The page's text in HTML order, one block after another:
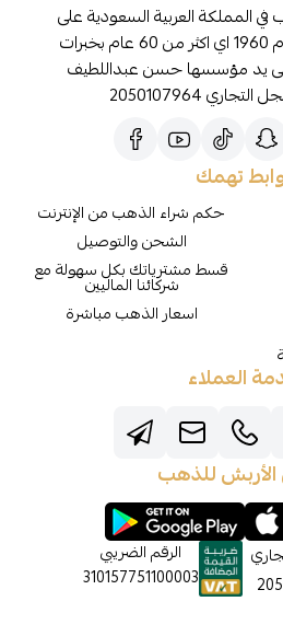
المملكة العربية السعودية على
مستوى الخليج منذ عام 1960 اي اكثر من 60 عام بخبرات
على يد مؤسسها حسن عبداللطيف
2050107964
تهمك
حكم شراء الذهب من الإنترنت
الشحن والتوصيل
قسط مشترياتك بكل سهولة مع
شركائنا الماليين
اسعار الذهب مباشرة
العملاء
للذهب
الرقم الضريبي
310157751100003